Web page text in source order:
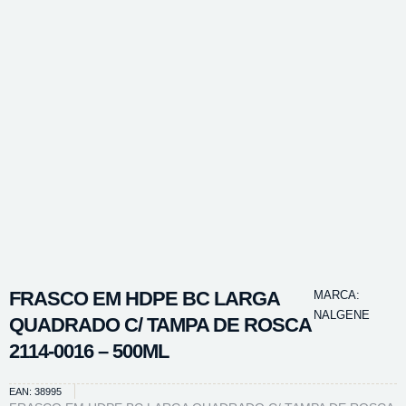
FRASCO EM HDPE BC LARGA
QUADRADO C/ TAMPA DE ROSCA
2114-0016 – 500ML
MARCA:
NALGENE
EAN: 38995